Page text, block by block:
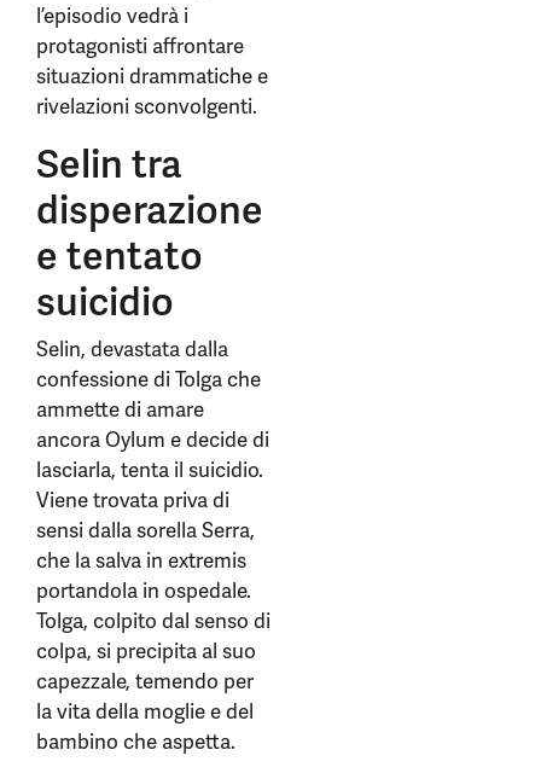
l’episodio vedrà i
protagonisti affrontare
situazioni drammatiche e
rivelazioni sconvolgenti.
Selin tra
disperazione
e tentato
suicidio
Selin, devastata dalla
confessione di Tolga che
ammette di amare
ancora Oylum e decide di
lasciarla, tenta il suicidio.
Viene trovata priva di
sensi dalla sorella Serra,
che la salva in extremis
portandola in ospedale.
Tolga, colpito dal senso di
colpa, si precipita al suo
capezzale, temendo per
la vita della moglie e del
bambino che aspetta.